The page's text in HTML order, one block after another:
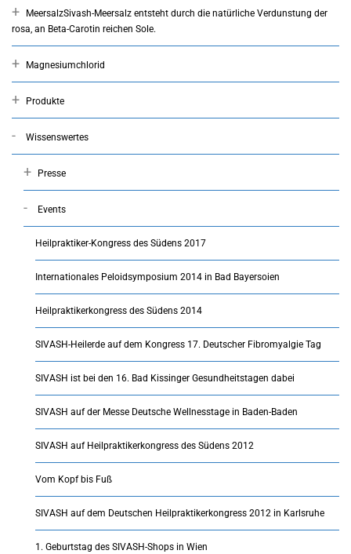
MeersalzSivash-Meersalz entsteht durch die natürliche Verdunstung der
rosa, an Beta-Carotin reichen Sole.
Magnesiumchlorid
Produkte
Wissenswertes
Presse
Events
Heilpraktiker-Kongress des Südens 2017
Internationales Peloidsymposium 2014 in Bad Bayersoien
Heilpraktikerkongress des Südens 2014
SIVASH-Heilerde auf dem Kongress 17. Deutscher Fibromyalgie Tag
SIVASH ist bei den 16. Bad Kissinger Gesundheitstagen dabei
SIVASH auf der Messe Deutsche Wellnesstage in Baden-Baden
SIVASH auf Heilpraktikerkongress des Südens 2012
Vom Kopf bis Fuß
SIVASH auf dem Deutschen Heilpraktikerkongress 2012 in Karlsruhe
1. Geburtstag des SIVASH-Shops in Wien